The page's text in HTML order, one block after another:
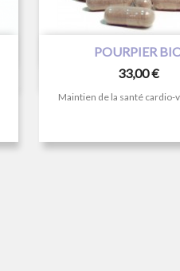
POURPIER
Prix
33,00 €
Maintien de la santé cardio-
Aperçu